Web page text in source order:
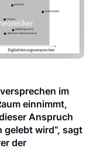
im
einnimmt,
Anspruch
gelebt wird“, sagt
der